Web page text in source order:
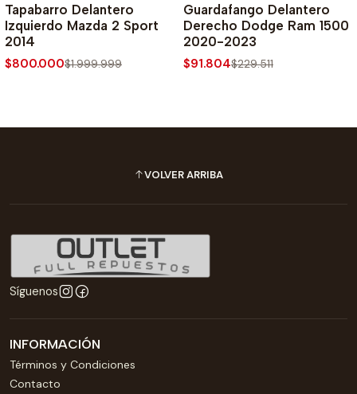
Tapabarro Delantero
Izquierdo Mazda 2 Sport
2014
$800.000$1.999.999
Guardafango Delantero
Derecho Dodge Ram 1500
2020-2023
$91.804$229.511
VOLVER ARRIBA
Síguenos
INFORMACIÓN
Términos y Condiciones
Contacto